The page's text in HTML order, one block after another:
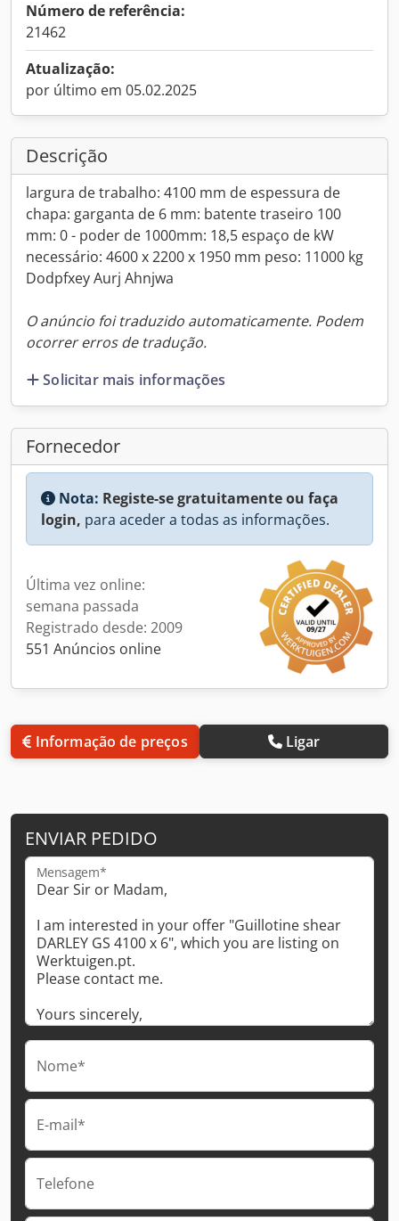
Número de referência:
21462
Atualização:
por último em 05.02.2025
Descrição
largura de trabalho: 4100 mm de espessura de
chapa: garganta de 6 mm: batente traseiro 100
mm: 0 - poder de 1000mm: 18,5 espaço de kW
necessário: 4600 x 2200 x 1950 mm peso: 11000 kg
Dodpfxey Aurj Ahnjwa
O anúncio foi traduzido automaticamente. Podem
ocorrer erros de tradução.
Solicitar mais informações
Fornecedor
Nota: Registe-se gratuitamente ou faça
login, para aceder a todas as informações.
Última vez online:
semana passada
Registrado desde: 2009
551 Anúncios online
Informação de preços Ligar
ENVIAR PEDIDO
Mensagem*
Nome*
E-mail*
Telefone